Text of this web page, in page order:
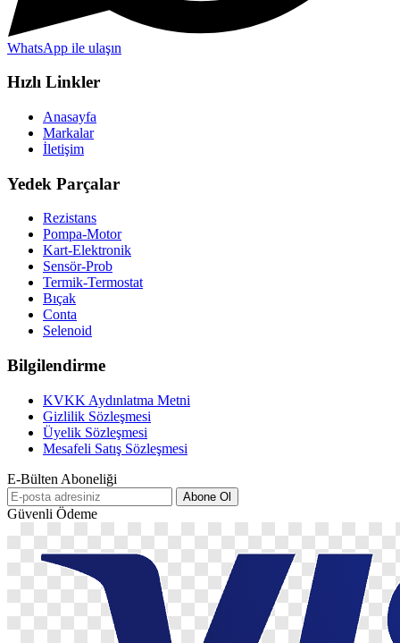
WhatsApp ile ulaşın
Hızlı Linkler
Anasayfa
Markalar
İletişim
Yedek Parçalar
Rezistans
Pompa-Motor
Kart-Elektronik
Sensör-Prob
Termik-Termostat
Bıçak
Conta
Selenoid
Bilgilendirme
KVKK Aydınlatma Metni
Gizlilik Sözleşmesi
Üyelik Sözleşmesi
Mesafeli Satış Sözleşmesi
E-Bülten Aboneliği
Abone Ol
Güvenli Ödeme